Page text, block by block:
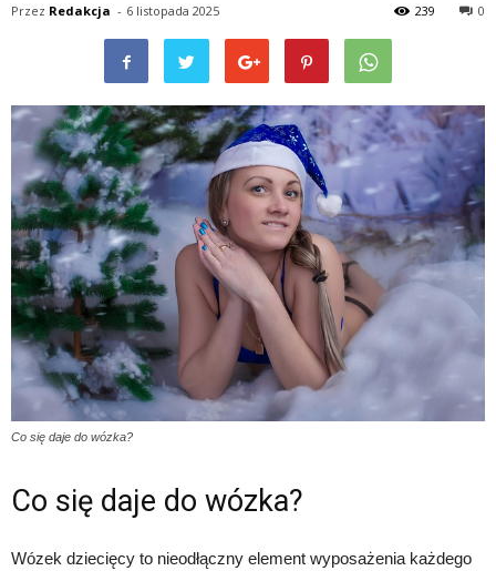
Przez Redakcja - 6 listopada 2025 0
239
Co się daje do wózka?
Co się daje do wózka?
Wózek dziecięcy to nieodłączny element wyposażenia każdego